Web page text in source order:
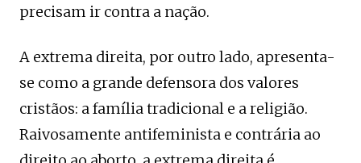
precisam ir contra a nação.
A extrema direita, por outro lado, apresenta-
se como a grande defensora dos valores
cristãos: a família tradicional e a religião.
Raivosamente antifeminista e contrária ao